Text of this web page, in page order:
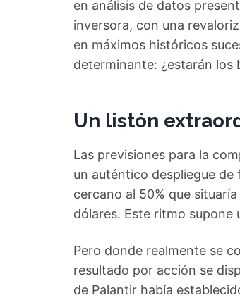
en análisis de datos
inversora, con una
en máximos históricos
determinante: ¿estarán los
Un listón
Las previsiones para la
un auténtico despliegue
cercano al 50% que
dólares. Este ritmo supone
Pero donde realmente se
resultado por acción se
de Palantir había